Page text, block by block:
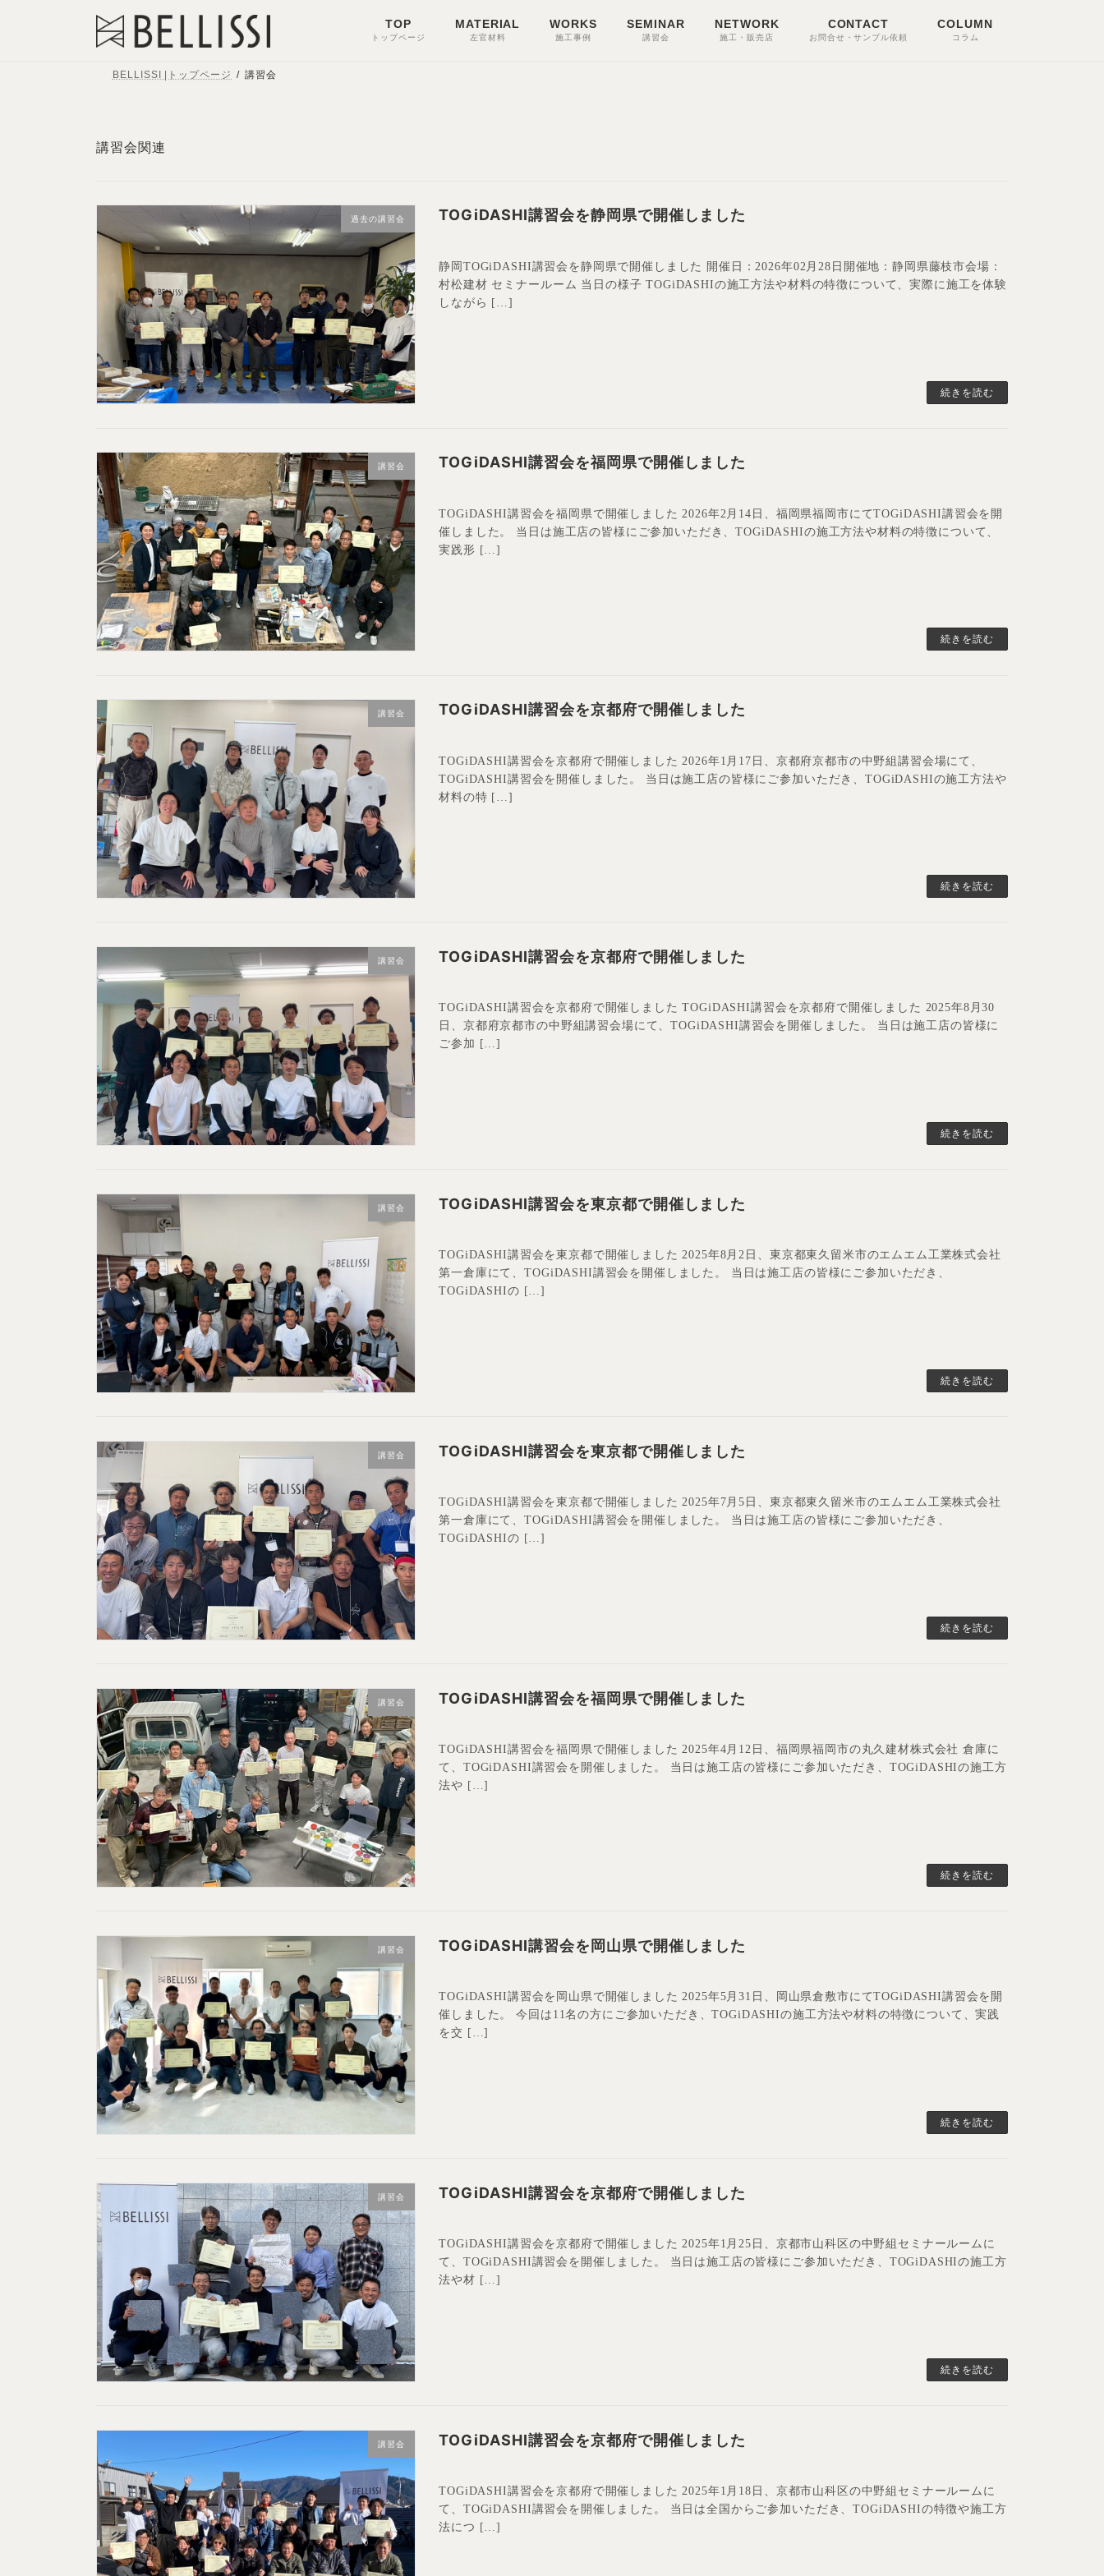
TOP
トップページ
MATERIAL
左官材料
WORKS
施工事例
SEMINAR
講習会
NETWORK
施工・販売店
CONTACT
お問合せ・サンプル依頼
COLUMN
コラム
BELLISSI |トップページ 講習会
講習会関連
過去の講習会 TOGiDASHI講習会を静岡県で開催しました
静岡TOGiDASHI講習会を静岡県で開催しました 開催日：2026年02月28日開催地：静岡県藤枝市会場：
村松建材 セミナールーム 当日の様子 TOGiDASHIの施工方法や材料の特徴について、実際に施工を体験
しながら […]
続きを読む
講習会 TOGiDASHI講習会を福岡県で開催しました
TOGiDASHI講習会を福岡県で開催しました 2026年2月14日、福岡県福岡市にてTOGiDASHI講習会を開
催しました。 当日は施工店の皆様にご参加いただき、TOGiDASHIの施工方法や材料の特徴について、
実践形 […]
続きを読む
講習会 TOGiDASHI講習会を京都府で開催しました
TOGiDASHI講習会を京都府で開催しました 2026年1月17日、京都府京都市の中野組講習会場にて、
TOGiDASHI講習会を開催しました。 当日は施工店の皆様にご参加いただき、TOGiDASHIの施工方法や
材料の特 […]
続きを読む
講習会 TOGiDASHI講習会を京都府で開催しました
TOGiDASHI講習会を京都府で開催しました TOGiDASHI講習会を京都府で開催しました 2025年8月30
日、京都府京都市の中野組講習会場にて、TOGiDASHI講習会を開催しました。 当日は施工店の皆様に
ご参加 […]
続きを読む
講習会 TOGiDASHI講習会を東京都で開催しました
TOGiDASHI講習会を東京都で開催しました 2025年8月2日、東京都東久留米市のエムエム工業株式会社
第一倉庫にて、TOGiDASHI講習会を開催しました。 当日は施工店の皆様にご参加いただき、
TOGiDASHIの […]
続きを読む
講習会 TOGiDASHI講習会を東京都で開催しました
TOGiDASHI講習会を東京都で開催しました 2025年7月5日、東京都東久留米市のエムエム工業株式会社
第一倉庫にて、TOGiDASHI講習会を開催しました。 当日は施工店の皆様にご参加いただき、
TOGiDASHIの […]
続きを読む
講習会 TOGiDASHI講習会を福岡県で開催しました
TOGiDASHI講習会を福岡県で開催しました 2025年4月12日、福岡県福岡市の丸久建材株式会社 倉庫に
て、TOGiDASHI講習会を開催しました。 当日は施工店の皆様にご参加いただき、TOGiDASHIの施工方
法や […]
続きを読む
講習会 TOGiDASHI講習会を岡山県で開催しました
TOGiDASHI講習会を岡山県で開催しました 2025年5月31日、岡山県倉敷市にてTOGiDASHI講習会を開
催しました。 今回は11名の方にご参加いただき、TOGiDASHIの施工方法や材料の特徴について、実践
を交 […]
続きを読む
講習会 TOGiDASHI講習会を京都府で開催しました
TOGiDASHI講習会を京都府で開催しました 2025年1月25日、京都市山科区の中野組セミナールームに
て、TOGiDASHI講習会を開催しました。 当日は施工店の皆様にご参加いただき、TOGiDASHIの施工方
法や材 […]
続きを読む
講習会 TOGiDASHI講習会を京都府で開催しました
TOGiDASHI講習会を京都府で開催しました 2025年1月18日、京都市山科区の中野組セミナールームに
て、TOGiDASHI講習会を開催しました。 当日は全国からご参加いただき、TOGiDASHIの特徴や施工方
法につ […]